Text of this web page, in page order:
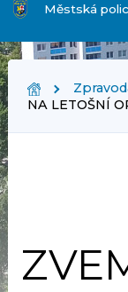
Městská
NA LETOŠNÍ